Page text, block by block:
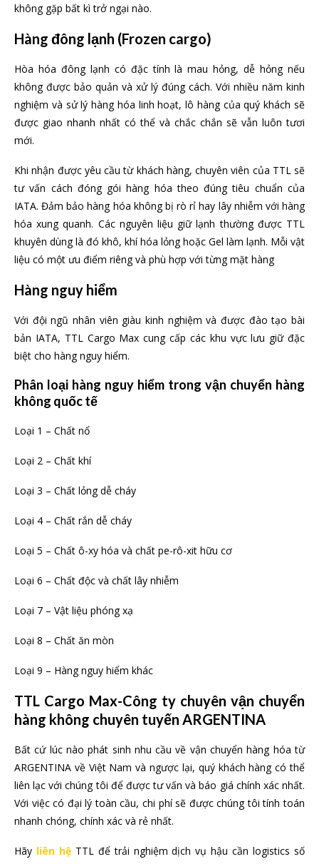
không gặp bất kì trở ngại nào.
Hàng đông lạnh (Frozen cargo)
Hòa hóa đông lạnh có đặc tính là mau hỏng, dễ hỏng nếu
không được bảo quản và xử lý đúng cách. Với nhiều năm kinh
nghiệm và sử lý hàng hóa linh hoạt, lô hàng của quý khách sẽ
được giao nhanh nhất có thể và chắc chắn sẽ vẫn luôn tươi
mới.
Khi nhận được yêu cầu từ khách hàng, chuyên viên của TTL sẽ
tư vấn cách đóng gói hàng hóa theo đúng tiêu chuẩn của
IATA. Đảm bảo hàng hóa không bị rò rỉ hay lây nhiễm với hàng
hóa xung quanh. Các nguyên liệu giữ lạnh thường được TTL
khuyên dùng là đó khô, khí hóa lỏng hoặc Gel làm lạnh. Mỗi vật
liệu có một ưu điểm riêng và phù hợp với từng mặt hàng
Hàng nguy hiểm
Với đội ngũ nhân viên giàu kinh nghiệm và được đào tạo bài
bản IATA, TTL Cargo Max cung cấp các khu vực lưu giữ đặc
biệt cho hàng nguy hiểm.
Phân loại hàng nguy hiểm trong vận chuyển hàng
không quốc tế
Loại 1 – Chất nổ
Loại 2 – Chất khí
Loại 3 – Chất lỏng dễ cháy
Loại 4 – Chất rắn dễ cháy
Loại 5 – Chất ô-xy hóa và chất pe-rô-xit hữu cơ
Loại 6 – Chất độc và chất lây nhiễm
Loại 7 – Vật liệu phóng xạ
Loại 8 – Chất ăn mòn
Loại 9 – Hàng nguy hiểm khác
TTL Cargo Max-Công ty chuyên vận chuyển
hàng không chuyên tuyến ARGENTINA
Bất cứ lúc nào phát sinh nhu cầu về vận chuyển hàng hóa từ
ARGENTINA về Việt Nam và ngược lại, quý khách hàng có thể
liên lạc với chúng tôi để được tư vấn và báo giá chính xác nhất.
Với việc có đại lý toàn cầu, chi phí sẽ được chúng tôi tính toán
nhanh chóng, chính xác và rẻ nhất.
Hãy liên hệTTL để trải nghiệm dịch vụ hậu cần logistics số